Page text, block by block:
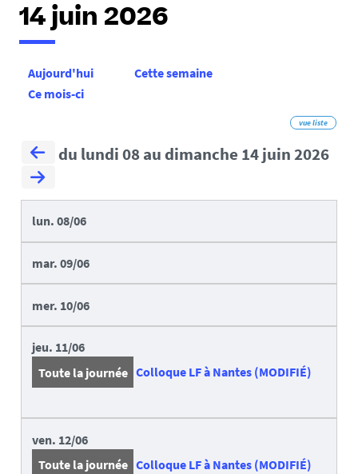
14 juin 2026
Aujourd'hui
Cette semaine
Ce mois-ci
vue liste
du lundi 08 au dimanche 14 juin 2026
lun. 08/06
mar. 09/06
mer. 10/06
jeu. 11/06
Toute la journée Colloque LF à Nantes (MODIFIÉ)
ven. 12/06
Toute la journée Colloque LF à Nantes (MODIFIÉ)